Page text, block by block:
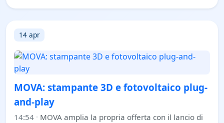
14 apr
MOVA: stampante 3D e fotovoltaico plug-
and-play
14:54 · MOVA amplia la propria offerta con il lancio di